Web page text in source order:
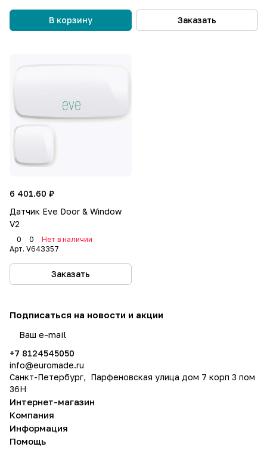
В корзину Заказать
6 401.60 ₽
Датчик Eve Door & Window
V2
0 0
Нет в наличии
Арт. V643357
Заказать
Подписаться на новости и акции
+7 8124545050
info@euromade.ru
Санкт-Петербург, Парфеновская улица дом 7 корп 3 пом
36Н
Интернет-магазин
Компания
Информация
Помощь